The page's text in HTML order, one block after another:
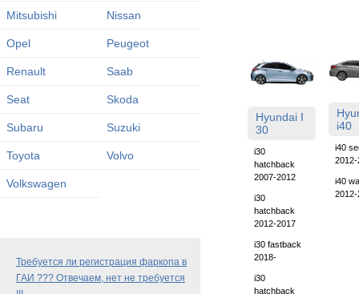
Mitsubishi Nissan
Opel Peugeot
Renault Saab
Seat Skoda
Subaru Suzuki
Toyota Volvo
Volkswagen
Требуется ли регистрация фаркопа в
ГАИ ??? Отвечаем, нет не требуется
Hyundai I
30
i30
hatchback
2007-2012
i30
hatchback
2012-2017
i30 fastback
2018-
i30
hatchback
i40
i40
2012-
i40
2012-